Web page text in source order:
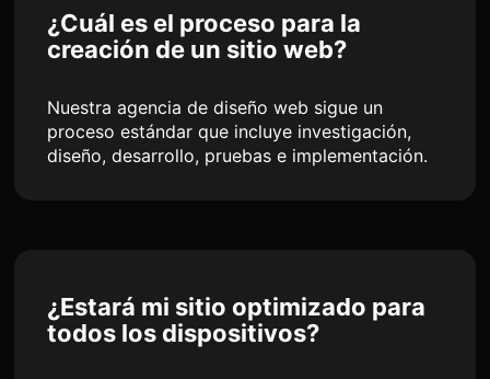
¿Cuál es el proceso para la
creación de un sitio web?
Nuestra agencia de diseño web sigue un
proceso estándar que incluye investigación,
diseño, desarrollo, pruebas e implementación.
¿Estará mi sitio optimizado para
todos los dispositivos?